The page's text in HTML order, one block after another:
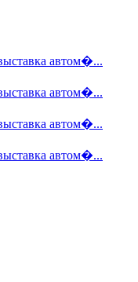
автом�...
автом�...
автом�...
автом�...